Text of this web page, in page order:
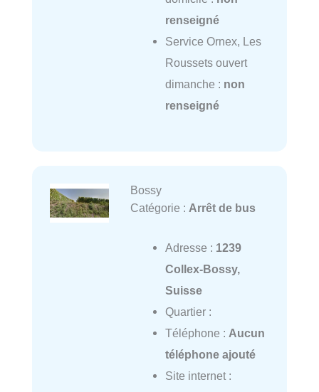
renseigné
Service Ornex, Les
Roussets ouvert
dimanche : non
renseigné
Bossy
Catégorie : Arrêt de bus
Adresse : 1239
Collex-Bossy,
Suisse
Quartier :
Téléphone : Aucun
téléphone ajouté
Site internet :